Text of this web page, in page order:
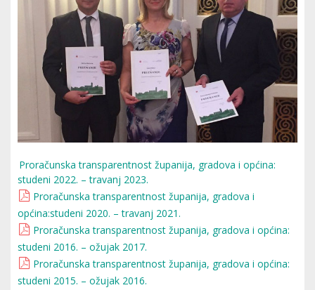
Proračunska transparentnost županija, gradova i općina:
studeni 2022. – travanj 2023.
Proračunska transparentnost županija, gradova i
općina:studeni 2020. – travanj 2021.
Proračunska transparentnost županija, gradova i općina:
studeni 2016. – ožujak 2017.
Proračunska transparentnost županija, gradova i općina:
studeni 2015. – ožujak 2016.